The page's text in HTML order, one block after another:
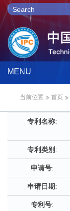
MENU
当前位置 首页
专利名称:
专利类别 :
申请号:
申请日期:
专利号: